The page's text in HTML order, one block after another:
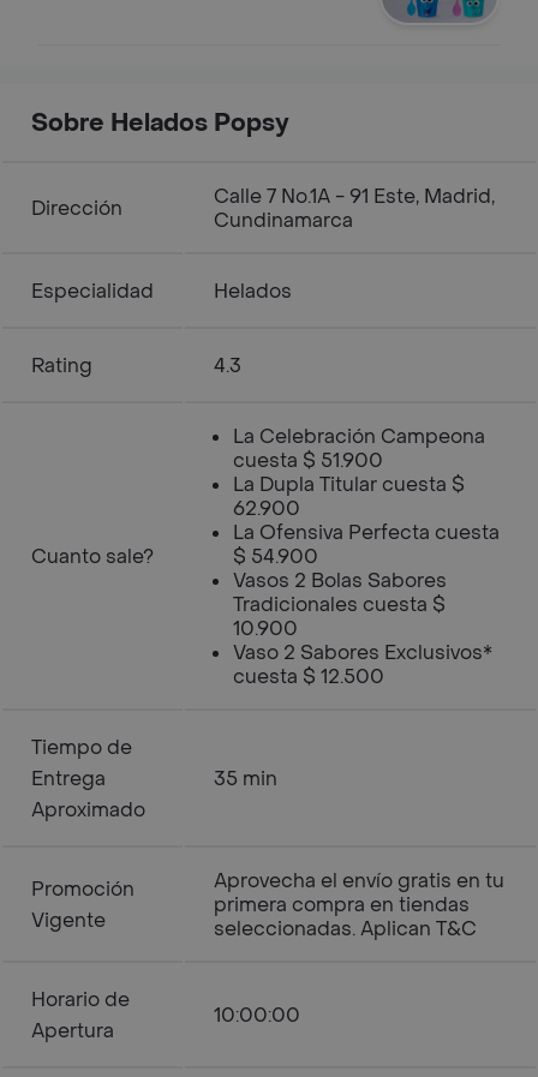
Sobre Helados Popsy
Dirección
Calle 7 No.1A - 91 Este, Madrid,
Cundinamarca
Especialidad Helados
Rating 4.3
Cuanto sale?
La Celebración Campeona
cuesta $ 51.900
La Dupla Titular cuesta $
62.900
La Ofensiva Perfecta cuesta
$ 54.900
Vasos 2 Bolas Sabores
Tradicionales cuesta $
10.900
Vaso 2 Sabores Exclusivos*
cuesta $ 12.500
Tiempo de
Entrega
Aproximado
35 min
Promoción
Vigente
Aprovecha el envío gratis en tu
primera compra en tiendas
seleccionadas. Aplican T&C
Horario de
Apertura
10:00:00